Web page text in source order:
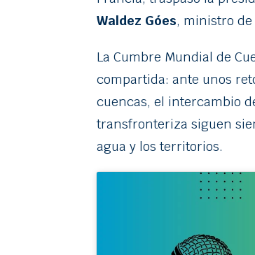
Waldez Góes, ministro
La Cumbre Mundial de
compartida: ante unos
cuencas, el intercambio
transfronteriza siguen
agua y los territorios.